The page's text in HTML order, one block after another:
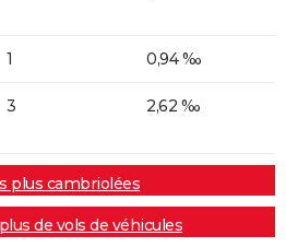
1 0,94 ‰
3 2,62 ‰
plus cambriolées
de vols de véhicules